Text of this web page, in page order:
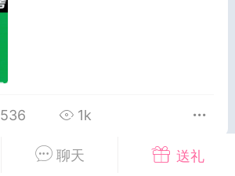
60篇外刊阅读搞定上海高
考必备核心词（附解析）
聊天 送礼
536 1k
黑凤梨